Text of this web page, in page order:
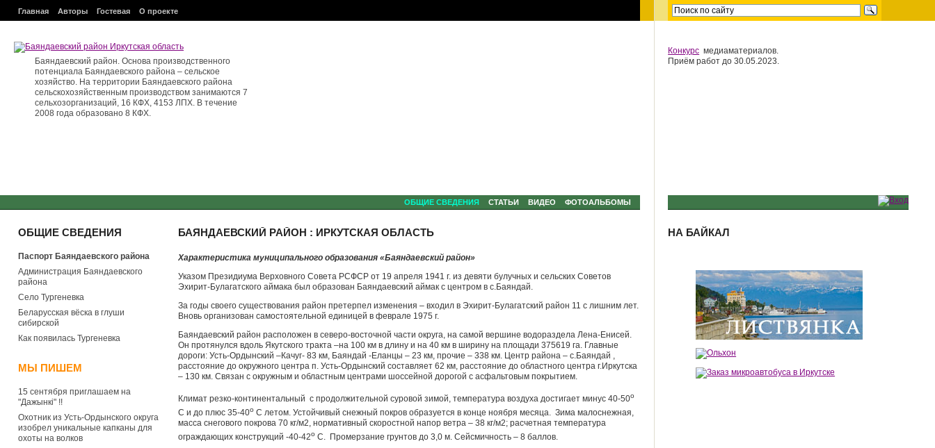
Главная Авторы Гостевая О проекте
Баяндаевский район. Основа производственного
потенциала Баяндаевского района – сельское
хозяйство. На территории Баяндаевского района
сельскохозяйственным производством занимаются 7
сельхозорганизаций, 16 КФХ, 4153 ЛПХ. В течение
2008 года образовано 8 КФХ.
ОБЩИЕ СВЕДЕНИЯ СТАТЬИ ВИДЕО ФОТОАЛЬБОМЫ
ОБЩИЕ СВЕДЕНИЯ
Паспорт Баяндаевского района
Администрация Баяндаевского
района
Село Тургеневка
Беларусская вёска в глуши
сибирской
Как появилась Тургеневка
МЫ ПИШЕМ
15 сентября приглашаем на
"Дажынкі" !!
Охотник из Усть-Ордынского округа
изобрел уникальные капканы для
охоты на волков
БАЯНДАЕВСКИЙ РАЙОН : ИРКУТСКАЯ ОБЛАСТЬ
Характеристика муниципального образования «Баяндаевский район»
Указом Президиума Верховного Совета РСФСР от 19 апреля 1941 г. из девяти булучных и сельских Советов
Эхирит-Булагатского аймака был образован Баяндаевский аймак с центром в с.Баяндай.
За годы своего существования район претерпел изменения – входил в Эхирит-Булагатский район 11 с лишним лет.
Вновь организован самостоятельной единицей в феврале 1975 г.
Баяндаевский район расположен в северо-восточной части округа, на самой вершине водораздела Лена-Енисей.
Он протянулся вдоль Якутского тракта –на 100 км в длину и на 40 км в ширину на площади 375619 га. Главные
дороги: Усть-Ордынский –Качуг- 83 км, Баяндай -Еланцы – 23 км, прочие – 338 км. Центр района – с.Баяндай ,
расстояние до окружного центра п. Усть-Ордынский составляет 62 км, расстояние до областного центра г.Иркутска
– 130 км. Связан с окружным и областным центрами шоссейной дорогой с асфальтовым покрытием.
Климат резко-континентальный с продолжительной суровой зимой, температура воздуха достигает минус 40-50о
С и до плюс 35-40о С летом. Устойчивый снежный покров образуется в конце ноября месяца. Зима малоснежная,
масса снегового покрова 70 кг/м2, нормативный скоростной напор ветра – 38 кг/м2; расчетная температура
ограждающих конструкций -40-42о С. Промерзание грунтов до 3,0 м. Сейсмичность – 8 баллов.
Конкурс медиаматериалов.
Приём работ до 30.05.2023.
НА БАЙКАЛ